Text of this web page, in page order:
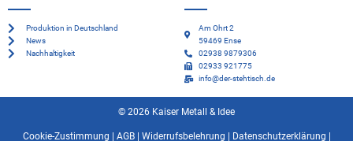
Produktion in Deutschland
News
Nachhaltigkeit
Am Ohrt 2
59469 Ense
02938 9879306
02933 921775
info@der-stehtisch.de
© 2026 Kaiser Metall & Idee
Cookie-Zustimmung AGB| Widerrufsbelehrung Datenschutzerklärung